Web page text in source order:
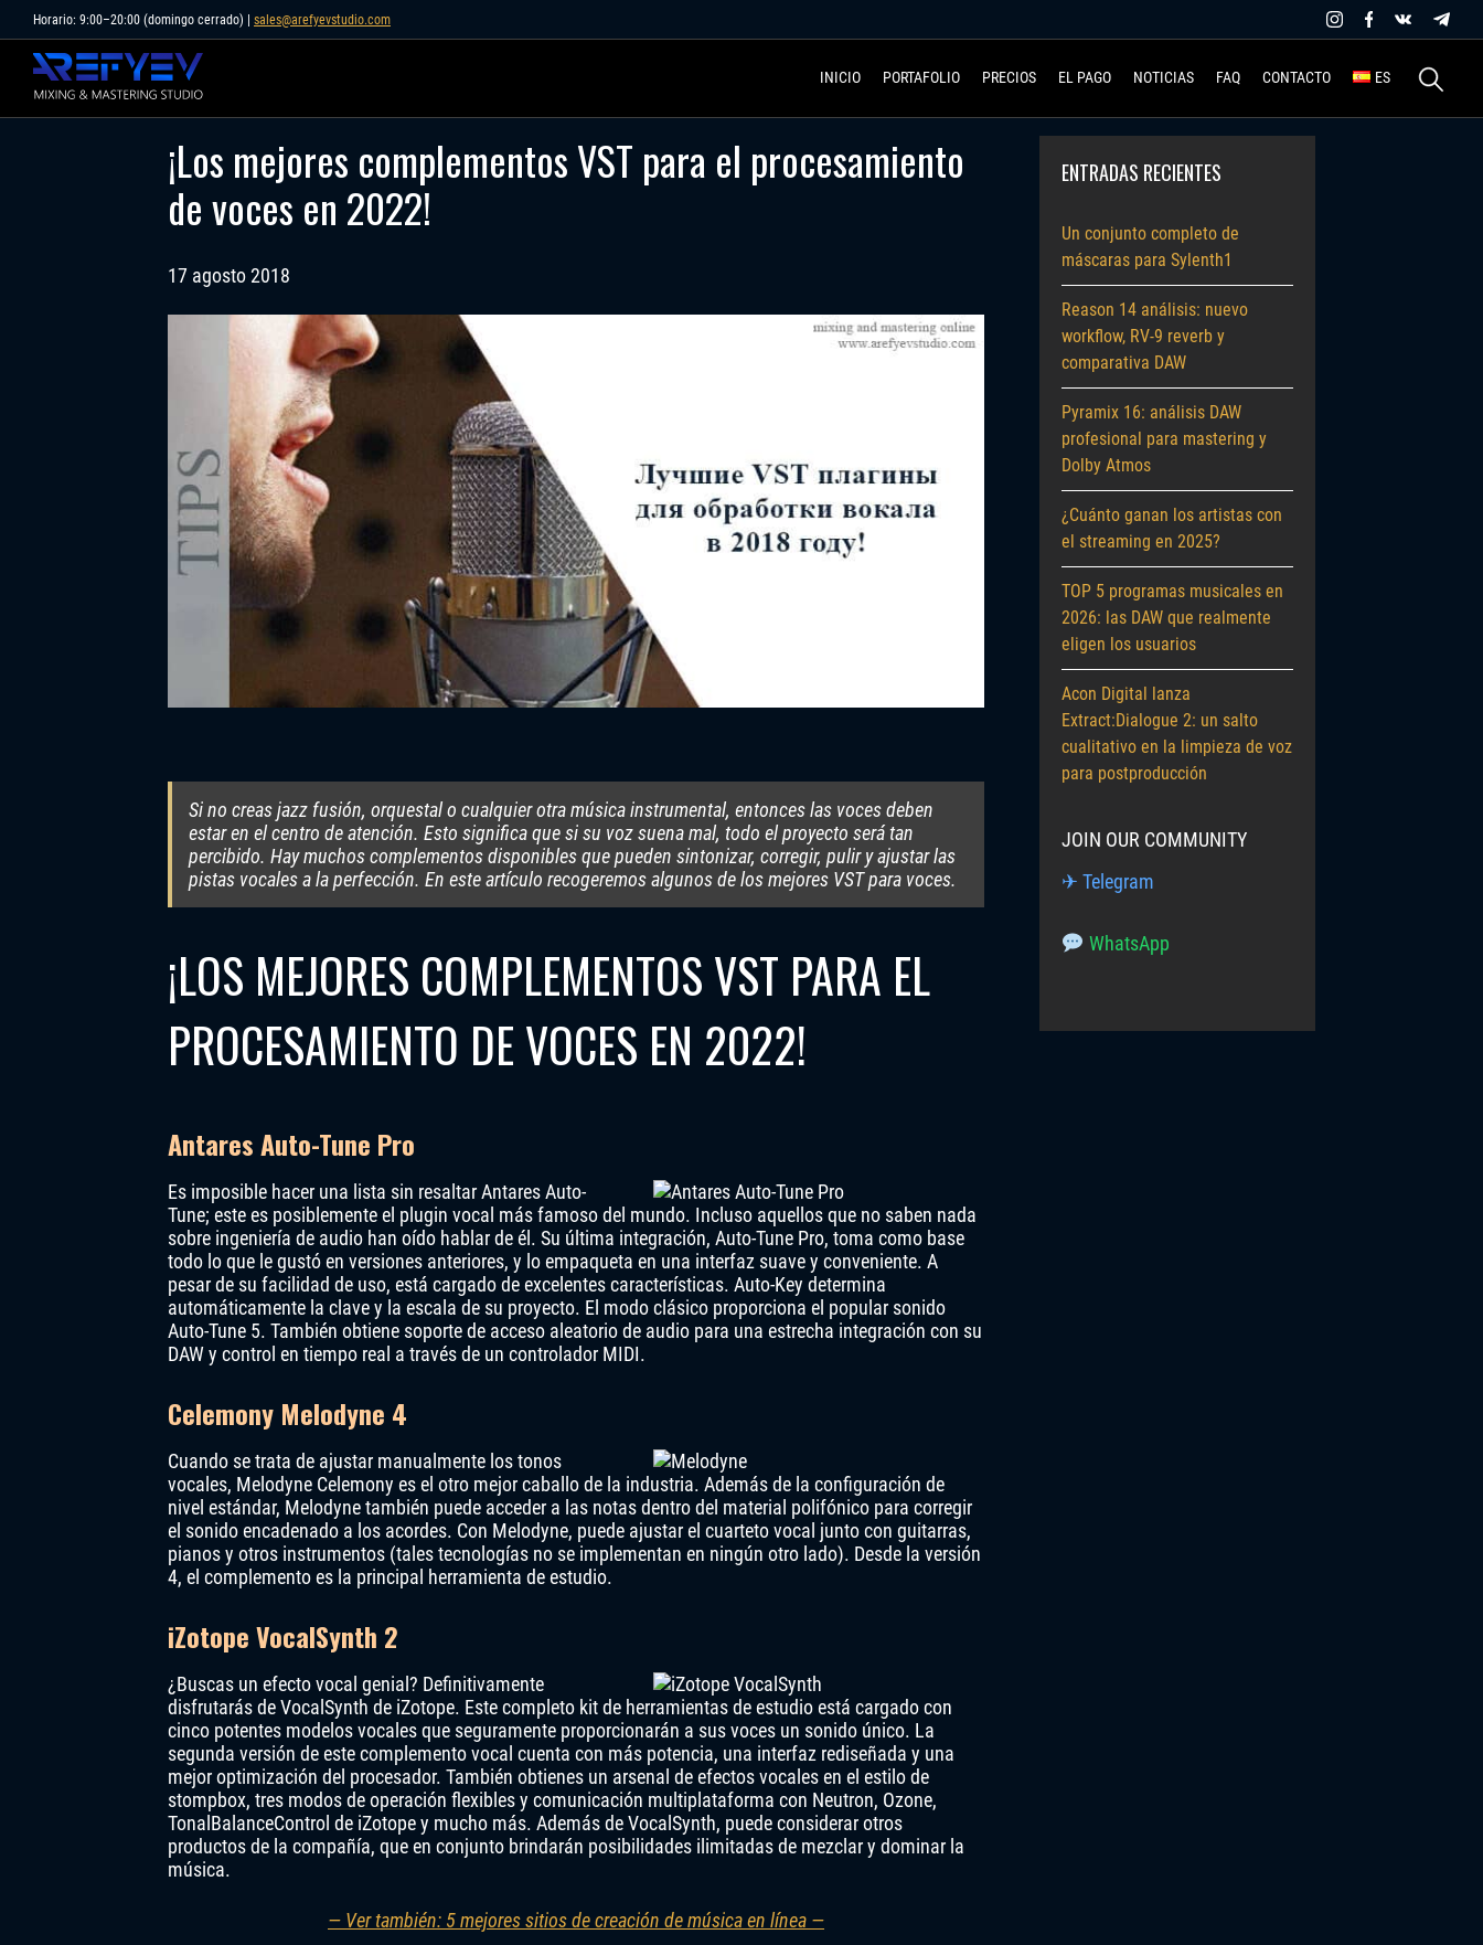
to
content
Horario: 9:00–20:00 (domingo cerrado) | sales@arefyevstudio.com
INICIO PORTAFOLIO PRECIOS EL PAGO NOTICIAS FAQ CONTACTO ES Buscar:
¡Los mejores complementos VST para el procesamiento
de voces en 2022!
17 agosto 2018
Si no creas jazz fusión, orquestal o cualquier otra música instrumental, entonces las voces deben
estar en el centro de atención. Esto significa que si su voz suena mal, todo el proyecto será tan
percibido. Hay muchos complementos disponibles que pueden sintonizar, corregir, pulir y ajustar las
pistas vocales a la perfección. En este artículo recogeremos algunos de los mejores VST para voces.
¡LOS MEJORES COMPLEMENTOS VST PARA EL
PROCESAMIENTO DE VOCES EN 2022!
Antares Auto-Tune Pro
Es imposible hacer una lista sin resaltar Antares Auto-
Tune; este es posiblemente el plugin vocal más famoso del mundo. Incluso aquellos que no saben nada
sobre ingeniería de audio han oído hablar de él. Su última integración, Auto-Tune Pro, toma como base
todo lo que le gustó en versiones anteriores, y lo empaqueta en una interfaz suave y conveniente. A
pesar de su facilidad de uso, está cargado de excelentes características. Auto-Key determina
automáticamente la clave y la escala de su proyecto. El modo clásico proporciona el popular sonido
Auto-Tune 5. También obtiene soporte de acceso aleatorio de audio para una estrecha integración con su
DAW y control en tiempo real a través de un controlador MIDI.
Celemony Melodyne 4
Cuando se trata de ajustar manualmente los tonos
vocales, Melodyne Celemony es el otro mejor caballo de la industria. Además de la configuración de
nivel estándar, Melodyne también puede acceder a las notas dentro del material polifónico para corregir
el sonido encadenado a los acordes. Con Melodyne, puede ajustar el cuarteto vocal junto con guitarras,
pianos y otros instrumentos (tales tecnologías no se implementan en ningún otro lado). Desde la versión
4, el complemento es la principal herramienta de estudio.
iZotope VocalSynth 2
¿Buscas un efecto vocal genial? Definitivamente
disfrutarás de VocalSynth de iZotope. Este completo kit de herramientas de estudio está cargado con
cinco potentes modelos vocales que seguramente proporcionarán a sus voces un sonido único. La
segunda versión de este complemento vocal cuenta con más potencia, una interfaz rediseñada y una
mejor optimización del procesador. También obtienes un arsenal de efectos vocales en el estilo de
stompbox, tres modos de operación flexibles y comunicación multiplataforma con Neutron, Ozone,
TonalBalanceControl de iZotope y mucho más. Además de VocalSynth, puede considerar otros
productos de la compañía, que en conjunto brindarán posibilidades ilimitadas de mezclar y dominar la
música.
— Ver también: 5 mejores sitios de creación de música en línea —
ENTRADAS RECIENTES
Un conjunto completo de
máscaras para Sylenth1
Reason 14 análisis: nuevo
workflow, RV-9 reverb y
comparativa DAW
Pyramix 16: análisis DAW
profesional para mastering y
Dolby Atmos
¿Cuánto ganan los artistas con
el streaming en 2025?
TOP 5 programas musicales en
2026: las DAW que realmente
eligen los usuarios
Acon Digital lanza
Extract:Dialogue 2: un salto
cualitativo en la limpieza de voz
para postproducción
JOIN OUR COMMUNITY
✈ Telegram
WhatsApp